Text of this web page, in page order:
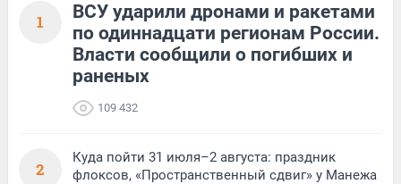
1
ВСУ ударили дронами и ракетами
по одиннадцати регионам России.
Власти сообщили о погибших и
раненых
109 432
2
Куда пойти 31 июля–2 августа: праздник
флоксов, «Пространственный сдвиг» у Манежа